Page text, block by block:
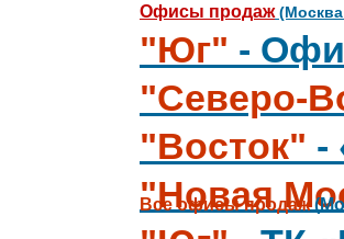
Офисы продаж(Москва
"Юг" -
"Северо-
"Восток" -
"Новая
Все офисы продаж